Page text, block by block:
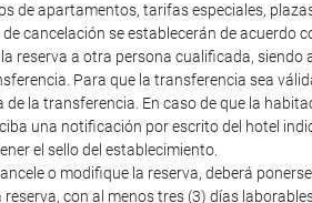
de apartamentos, tarifas especiales,
cancelación se establecerán de
reserva a otra persona cualificada,
Para que la transferencia sea
la transferencia. En caso de que la
una notificación por escrito del hotel
el sello del establecimiento.
o modifique la reserva, deberá
con al menos tres (3) días